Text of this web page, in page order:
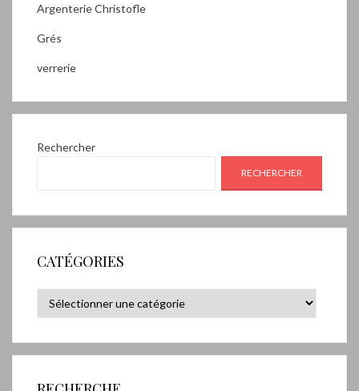
Argenterie Christofle
Grés
verrerie
Rechercher
RECHERCHER
CATÉGORIES